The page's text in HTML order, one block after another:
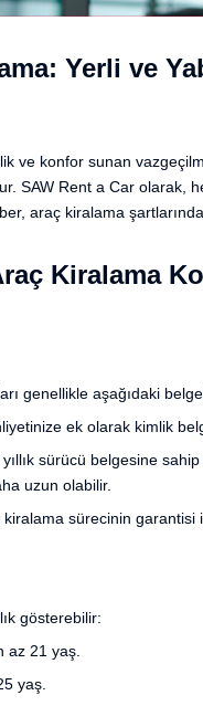
Yerli ve
ve konfor sunan
SAW Rent a Car olarak,
araç kiralama
Kiralama
genellikle aşağıdaki
ek olarak kimlik
sürücü belgesine
uzun olabilir.
sürecinin garantisi
gösterebilir:
az 21 yaş.
yaş.